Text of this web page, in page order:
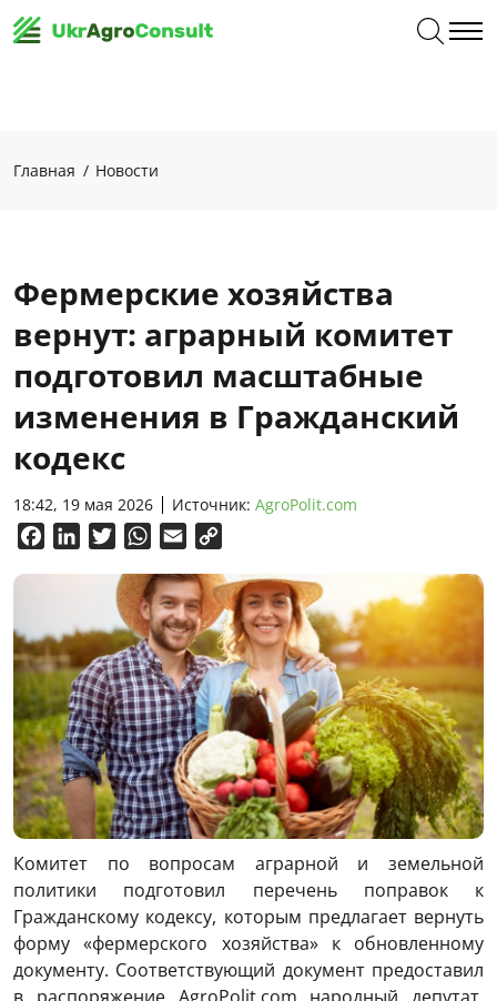
Главная Новости
Фермерские хозяйства
вернут: аграрный комитет
подготовил масштабные
изменения в Гражданский
кодекс
18:42, 19 мая 2026 Источник: AgroPolit.com
FacebookLinkedInTwitterWhatsApp
Email
Комитет по вопросам аграрной и земельной
политики подготовил перечень поправок к
Гражданскому кодексу, которым предлагает вернуть
форму «фермерского хозяйства» к обновленному
документу. Соответствующий документ предоставил
в распоряжение AgroPolit.com народный депутат,